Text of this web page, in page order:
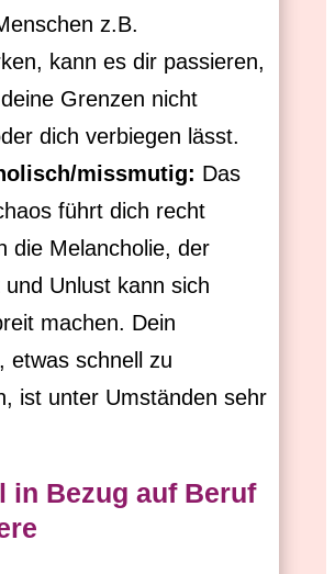
z.B.
kann es dir passieren,
Grenzen nicht
dich verbiegen lässt.
missmutig: Das
führt dich recht
die Melancholie, der
und Unlust kann sich
machen. Dein
etwas schnell zu
ist unter Umständen sehr
in Bezug auf Beruf